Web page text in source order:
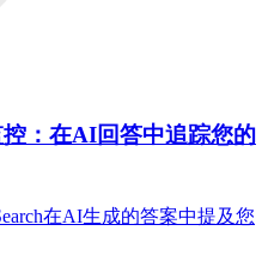
：在AI回答中追踪您的
在AI生成的答案中提及您